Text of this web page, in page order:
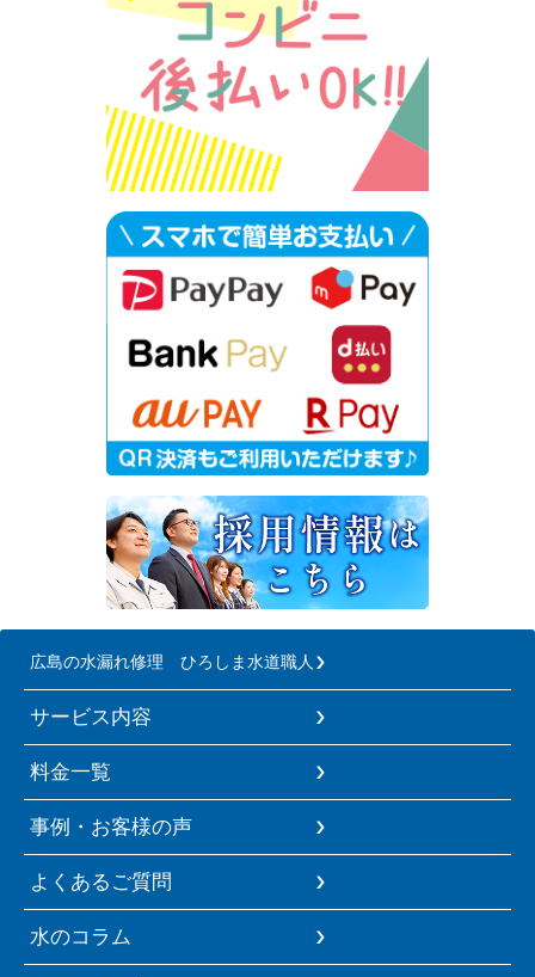
広島の水漏れ修理 ひろしま水道職人
サービス内容
料金一覧
事例・お客様の声
よくあるご質問
水のコラム